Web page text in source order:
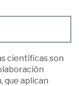
científicas son
que aplican